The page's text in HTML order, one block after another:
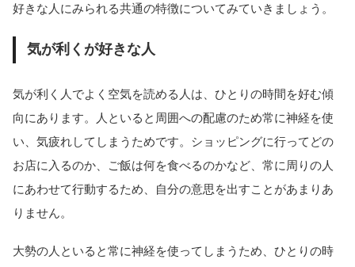
好きな人にみられる共通の特徴についてみていきましょう。
気が利くが好きな人
気が利く人でよく空気を読める人は、ひとりの時間を好む傾
向にあります。人といると周囲への配慮のため常に神経を使
い、気疲れしてしまうためです。ショッピングに行ってどの
お店に入るのか、ご飯は何を食べるのかなど、常に周りの人
にあわせて行動するため、自分の意思を出すことがあまりあ
りません。
大勢の人といると常に神経を使ってしまうため、ひとりの時